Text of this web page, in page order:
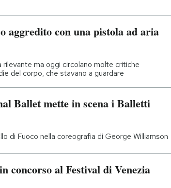
aggredito con una pistola ad aria
rilevante ma oggi circolano molte critiche
del corpo, che stavano a guardare
Ballet mette in scena i Balletti
di Fuoco nella coreografia di George Williamson
concorso al Festival di Venezia